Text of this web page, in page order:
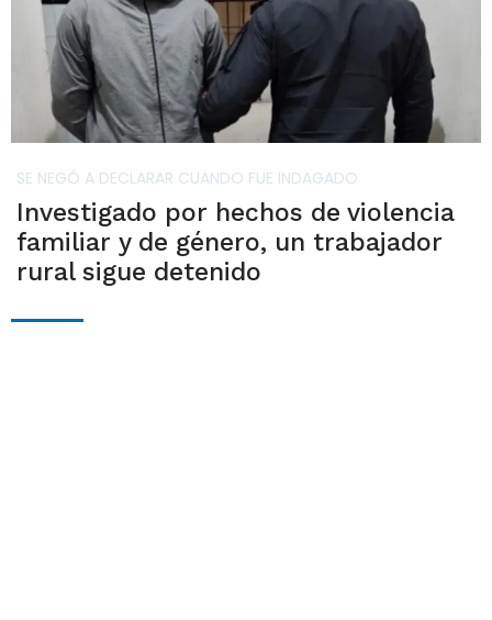
SE NEGÓ A DECLARAR CUANDO FUE INDAGADO
Investigado por hechos de violencia
familiar y de género, un trabajador
rural sigue detenido